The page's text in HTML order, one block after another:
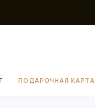
ПОДАРОЧНАЯ КАРТА